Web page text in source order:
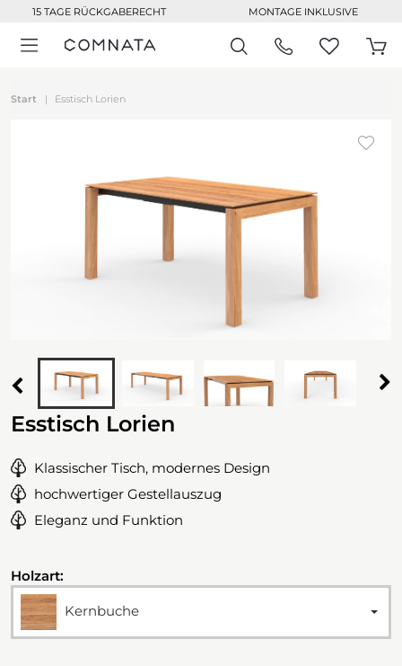
15 TAGE RÜCKGABERECHT MONTAGE INKLUSIVE
Start Esstisch Lorien
Esstisch Lorien
Klassischer Tisch, modernes Design
hochwertiger Gestellauszug
Eleganz und Funktion
Holzart:
Kernbuche